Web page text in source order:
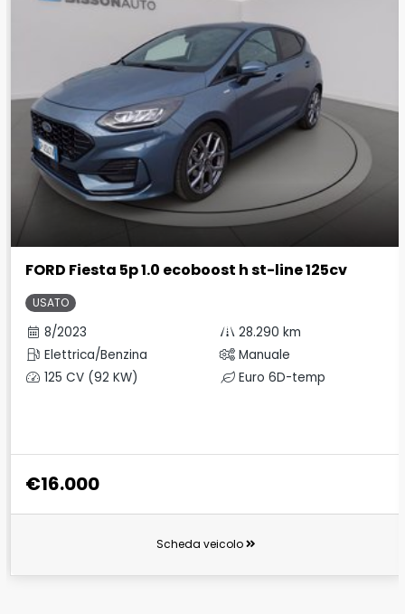
FORD Fiesta 5p 1.0 ecoboost h st-line 125cv
USATO
8/2023
28.290 km
Elettrica/Benzina
Manuale
125 CV (92 KW)
Euro 6D-temp
€16.000
Scheda veicolo